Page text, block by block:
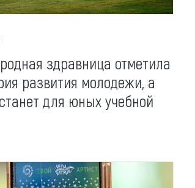
здравница отметила
развития молодежи, а
для юных учебной